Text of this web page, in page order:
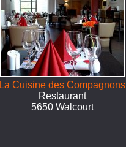
La Cuisine des Compagnons
Restaurant
5650 Walcourt